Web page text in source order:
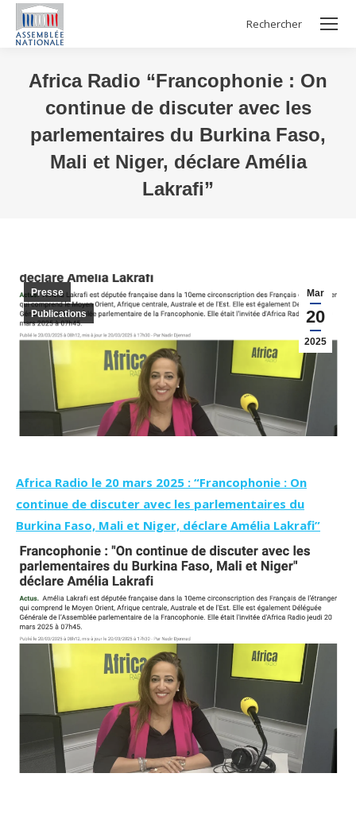
Search:
Rechercher
Africa Radio “Francophonie : On
continue de discuter avec les
parlementaires du Burkina Faso,
Mali et Niger, déclare Amélia
Lakrafi”
Mar
20
2025
Presse
Publications
Africa Radio le 20 mars 2025 : “Francophonie : On
continue de discuter avec les parlementaires du
Burkina Faso, Mali et Niger, déclare Amélia Lakrafi”